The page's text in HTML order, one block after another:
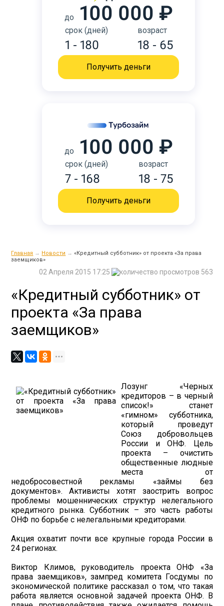
до 100 000 ₽
срок (дней)
1 - 180
возраст
18 - 65
Получить деньги
до 100 000 ₽
срок (дней)
7 - 168
возраст
18 - 75
Получить деньги
Главная → Новости → «Кредитный субботник» от проекта «За права
заемщиков»
563
02 Апреля 2015 17:25
«Кредитный субботник» от
проекта «За права
заемщиков»
Лозунг «Черных
кредиторов – в черный
список!» станет
«гимном» субботника,
который проведут
Союз добровольцев
России и ОНФ. Цель
проекта – очистить
общественные людные
места от
недобросовестной рекламы «займы без
документов». Активисты хотят заострить вопрос
проблемы мошеннических структур нелегального
кредитного рынка. Субботник – это часть работы
ОНФ по борьбе с нелегальными кредиторами.
Акция охватит почти все крупные города России в
24 регионах.
Виктор Климов, руководитель проекта ОНФ «За
права заемщиков», зампред комитета Госдумы по
экономической политике рассказал о том, что такая
работа является основной задачей проекта ОНФ. В